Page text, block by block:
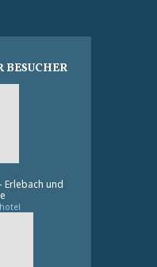
BESUCHER
Erlebach und